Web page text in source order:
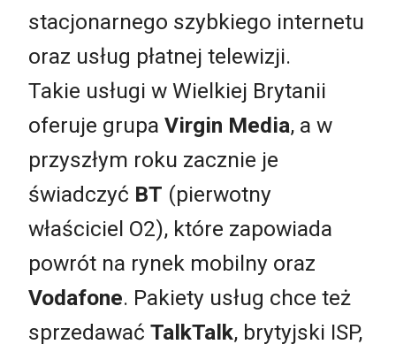
stacjonarnego szybkiego internetu
oraz usług płatnej telewizji.
Takie usługi w Wielkiej Brytanii
oferuje grupa Virgin Media, a w
przyszłym roku zacznie je
świadczyć BT (pierwotny
właściciel O2), które zapowiada
powrót na rynek mobilny oraz
Vodafone. Pakiety usług chce też
sprzedawać TalkTalk, brytyjski ISP,